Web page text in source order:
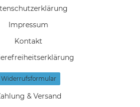
Impressum
Kontakt
Widerrufs­formular
& Versand